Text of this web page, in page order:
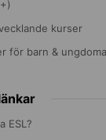
kurser
för barn &
ESL?